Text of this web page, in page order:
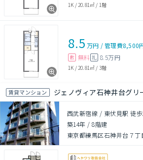
1K / 20.81㎡ / 1階
8.5 万円 /管理費8,500
敷 無料 礼 8.5万円
1K / 20.81㎡ / 3階
賃貸マンション ジェノヴィア石神井台グリ
西武新宿線 / 東伏見駅 徒
築14年 /8階建
東京都練馬区石神井台７丁